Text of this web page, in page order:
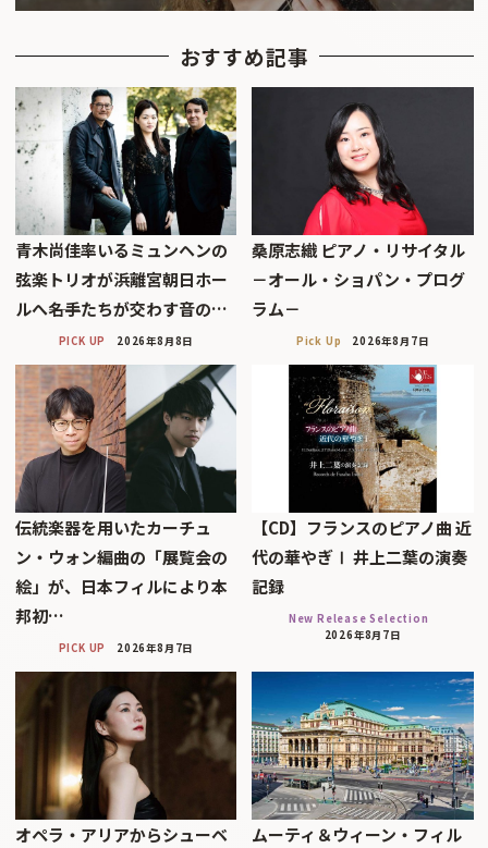
おすすめ記事
青木尚佳率いるミュンヘンの
弦楽トリオが浜離宮朝日ホー
ルへ――名手たちが交わす音の…
PICK UP 2026年8月8日
桑原志織 ピアノ・リサイタル
－オール・ショパン・プログ
ラム－
Pick Up 2026年8月7日
伝統楽器を用いたカーチュ
ン・ウォン編曲の「展覧会の
絵」が、日本フィルにより本
邦初…
PICK UP 2026年8月7日
【CD】フランスのピアノ曲 近
代の華やぎⅠ 井上二葉の演奏
記録
New Release Selection
2026年8月7日
オペラ・アリアからシューベ
ムーティ＆ウィーン・フィル